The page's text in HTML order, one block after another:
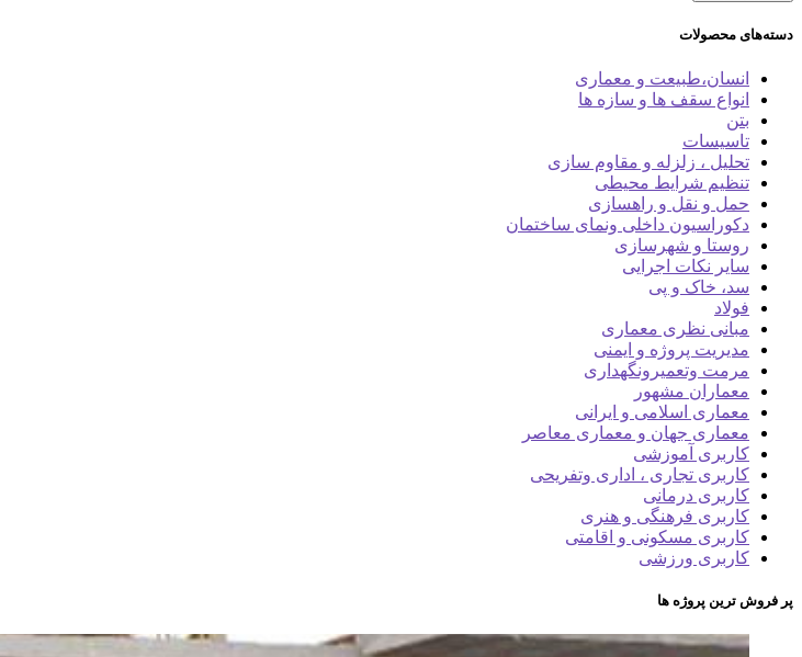
دسته‌های محصولات
انسان،طبیعت و معماری
انواع سقف ها و سازه ها
بتن
تاسیسات
تحلیل ، زلزله و مقاوم سازی
تنظیم شرایط محیطی
حمل و نقل و راهسازی
دکوراسیون داخلی ونمای ساختمان
روستا و شهرسازی
سایر نکات اجرایی
سد، خاک و پی
فولاد
مبانی نظری معماری
مدیریت پروژه و ایمنی
مرمت وتعمیرونگهداری
معماران مشهور
معماری اسلامی و ایرانی
معماری جهان و معماری معاصر
کاربری آموزشی
کاربری تجاری ، اداری وتفریحی
کاربری درمانی
کاربری فرهنگی و هنری
کاربری مسکونی و اقامتی
کاربری ورزشی
پر فروش ترین پروژه ها